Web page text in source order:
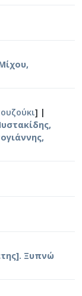
] |
Ξυπνώ